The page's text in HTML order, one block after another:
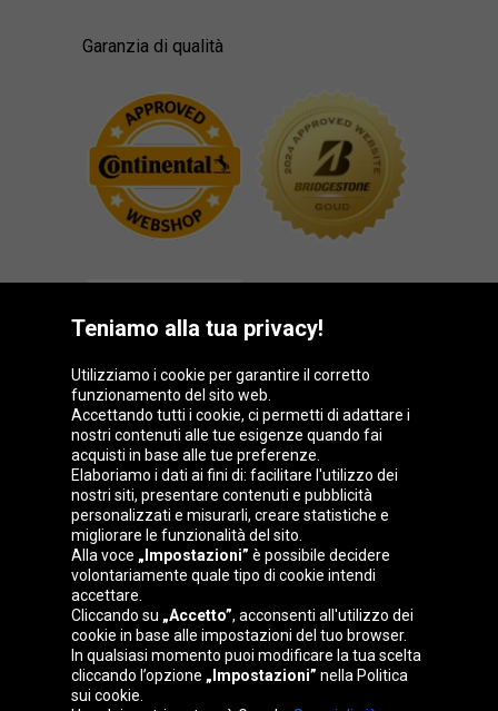
Garanzia di qualità
Gruppo Oponeo
Belgique
Česká
republika
Deutschland Éire
España
Österreich
Teniamo alla tua privacy!
Utilizziamo i cookie per garantire il corretto
funzionamento del sito web.
Accettando tutti i cookie, ci permetti di adattare i
nostri contenuti alle tue esigenze quando fai
acquisti in base alle tue preferenze.
Elaboriamo i dati ai fini di: facilitare l'utilizzo dei
nostri siti, presentare contenuti e pubblicità
personalizzati e misurarli, creare statistiche e
migliorare le funzionalità del sito.
Alla voce „Impostazioni” è possibile decidere
volontariamente quale tipo di cookie intendi
accettare.
Cliccando su „Accetto”, acconsenti all'utilizzo dei
cookie in base alle impostazioni del tuo browser.
In qualsiasi momento puoi modificare la tua scelta
cliccando l’opzione „Impostazioni” nella Politica
sui cookie.